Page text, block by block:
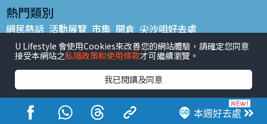
本週好去處
熱門類別
網民熱話 活動展覽 市集 開倉 尖沙咀好去處
銅鑼灣好去處 元朗好去處 荃灣好去處 旺角好去處 社會
餐廳情報 戶外郊遊
熱門標籤
#UGO搵好去處 #人氣活動推介 #美食社群熱話
#親子玩樂好去處
#ULifestyle應用程式
#限時搶
U Lifestyle 會使用Cookies來改善您的網站體驗，請確定您同意
接受本網站之私隱政策和使用條款才可繼續瀏覽。
我已閱讀及同意